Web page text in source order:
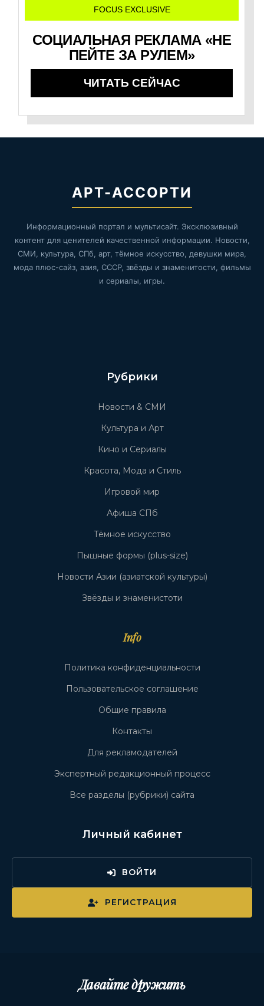
FOCUS EXCLUSIVE
СОЦИАЛЬНАЯ РЕКЛАМА «НЕ
ПЕЙТЕ ЗА РУЛЕМ»
ЧИТАТЬ СЕЙЧАС
АРТ-АССОРТИ
Информационный портал и мультисайт. Эксклюзивный
контент для ценителей качественной информации. Новости,
СМИ, культура, СПб, арт, тёмное искусство, девушки мира,
мода плюс-сайз, азия, СССР, звёзды и знаменитости, фильмы
и сериалы, игры.
Рубрики
Новости & СМИ
Культура и Арт
Кино и Сериалы
Красота, Мода и Стиль
Игровой мир
Афиша СПб
Тёмное искусство
Пышные формы (plus-size)
Новости Азии (азиатской культуры)
Звёзды и знаменистоти
Info
Политика конфиденциальности
Пользовательское соглашение
Общие правила
Контакты
Для рекламодателей
Экспертный редакционный процесс
Все разделы (рубрики) сайта
Личный кабинет
ВОЙТИ
РЕГИСТРАЦИЯ
Давайте дружить